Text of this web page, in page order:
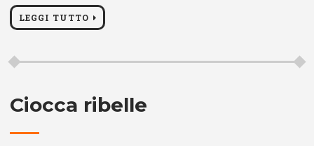
LEGGI TUTTO
Ciocca ribelle